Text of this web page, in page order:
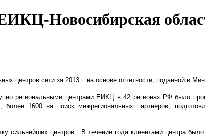
Новосибирская
центров сети за 2013 г. на основе отчетности, поданной в
региональными центрами ЕИКЦ в 42 регионах РФ было
более 1600 на поиск межрегиональных партнеров,
сильнейших центров. В течение года клиентами центра